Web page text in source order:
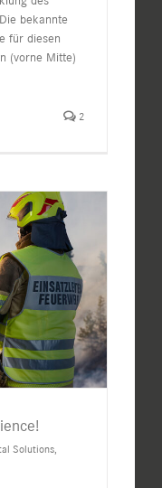
bekannte
für diesen
(vorne Mitte)
2
Solutions,